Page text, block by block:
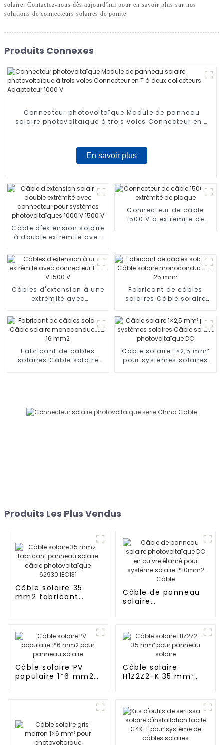
solaire. Contactez-nous dès aujourd'hui pour en savoir plus sur nos
solutions de connecteurs solaires de pointe.
Produits Connexes
Connecteur photovoltaïque Module de panneau
solaire photovoltaïque à trois voies Connecteur en T
En savoir plus
Câble d'extension solaire
à double extrémité avec
systèmes
photovoltaïques 1000 V
1500 V
Connecteur de câble
1500 V à extrémité de
Câbles d'extension à une
extrémité avec
Fabricant de câbles
solaires Câble solaire
Fabricant de câbles
solaires Câble solaire
Câble solaire 1×2,5 mm²
pour systèmes solaires
Produits Les Plus Vendus
Câble solaire 35
mm2 fabricant
62930 IEC131
Câble de panneau
solaire
solaire 1*10mm2
Câble
Câble solaire PV
populaire 1*6 mm2
Câble solaire
H1Z2Z2-K 35 mm²